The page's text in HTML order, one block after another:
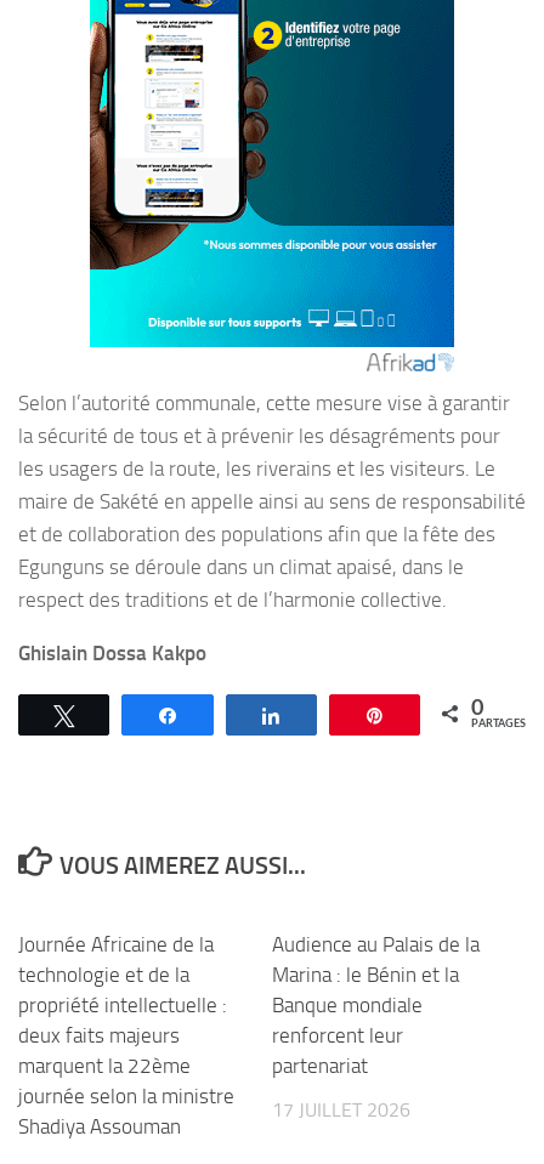
Selon l’autorité communale, cette mesure vise à garantir
la sécurité de tous et à prévenir les désagréments pour
les usagers de la route, les riverains et les visiteurs. Le
maire de Sakété en appelle ainsi au sens de responsabilité
et de collaboration des populations afin que la fête des
Egunguns se déroule dans un climat apaisé, dans le
respect des traditions et de l’harmonie collective.
Ghislain Dossa Kakpo
Épingle 0
PARTAGES
VOUS AIMEREZ AUSSI...
Journée Africaine de la
technologie et de la
propriété intellectuelle :
deux faits majeurs
marquent la 22ème
journée selon la ministre
Shadiya Assouman
Audience au Palais de la
Marina : le Bénin et la
Banque mondiale
renforcent leur
partenariat
17 JUILLET 2026